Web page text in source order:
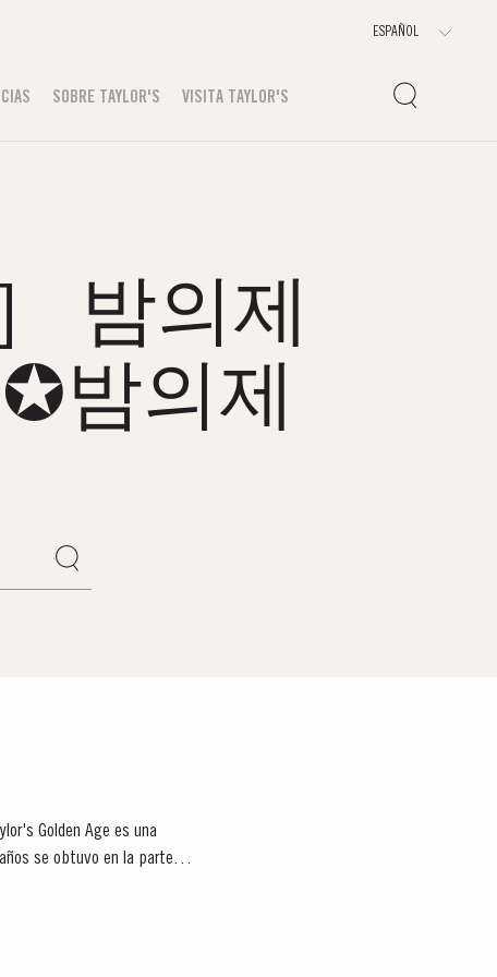
SOBRE TAYLOR'S VISITA TAYLOR'S
밤의제
밤의제
Golden Age es una